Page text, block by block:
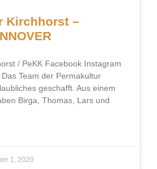
Kirchhorst –
/ PeKK Facebook Instagram
Team der Permakultur
geschafft. Aus einem
Birga, Thomas, Lars und
1, 2020